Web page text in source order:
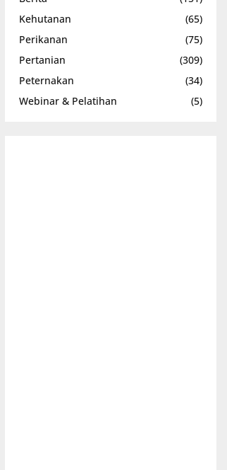
Kehutanan
(65)
Perikanan
(75)
Pertanian
(309)
Peternakan
(34)
Webinar & Pelatihan
(5)